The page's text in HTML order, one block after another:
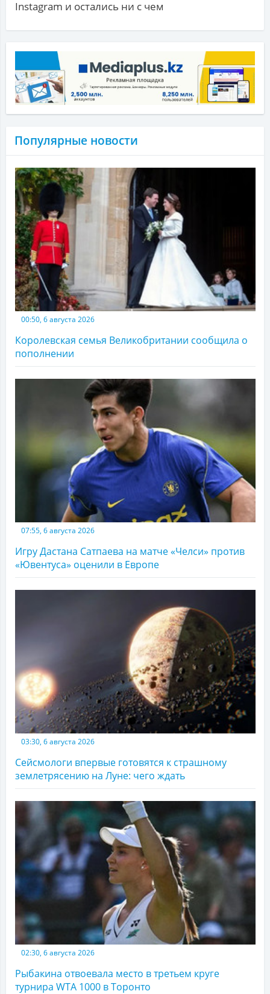
Instagram и остались ни с чем
Популярные новости
00:50, 6 августа 2026
Королевская семья Великобритании сообщила о
пополнении
07:55, 6 августа 2026
Игру Дастана Сатпаева на матче «Челси» против
«Ювентуса» оценили в Европе
03:30, 6 августа 2026
Сейсмологи впервые готовятся к страшному
землетрясению на Луне: чего ждать
02:30, 6 августа 2026
Рыбакина отвоевала место в третьем круге
турнира WTA 1000 в Торонто